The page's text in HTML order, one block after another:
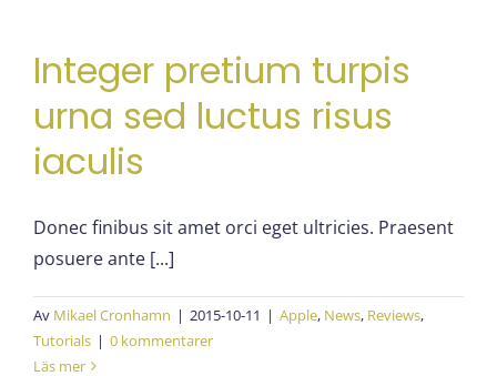
Integer pretium turpis
urna sed luctus risus
iaculis
Donec finibus sit amet orci eget ultricies. Praesent
posuere ante [...]
Av Mikael Cronhamn | 2015-10-11 | Apple, News, Reviews,
Tutorials | 0 kommentarer
Läs mer